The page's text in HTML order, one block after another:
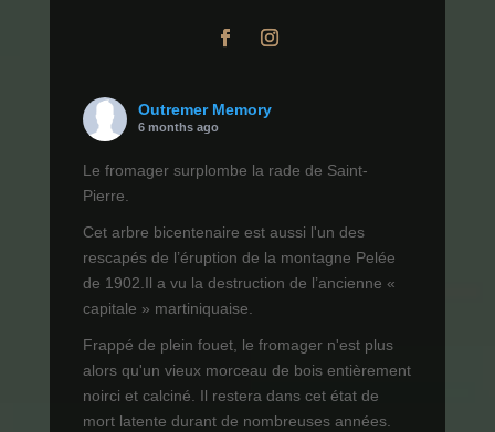
Outremer Memory
6 months ago
Le fromager surplombe la rade de Saint-
Pierre.
Cet arbre bicentenaire est aussi l'un des
rescapés de l’éruption de la montagne Pelée
de 1902.Il a vu la destruction de l’ancienne «
capitale » martiniquaise.
Frappé de plein fouet, le fromager n'est plus
alors qu'un vieux morceau de bois entièrement
noirci et calciné. Il restera dans cet état de
mort latente durant de nombreuses années.